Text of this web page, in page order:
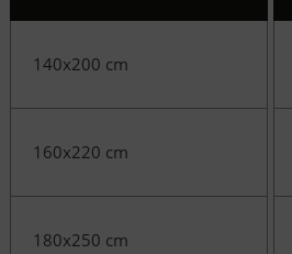
140x200 cm
160x220 cm
180x250 cm